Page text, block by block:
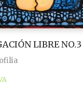
LIBRE NO.3